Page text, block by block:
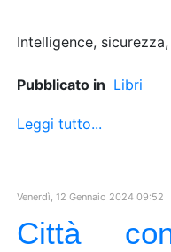
Intelligence,
Pubblicato in Libri
Leggi tutto...
Venerdì, 12 Gennaio 2024 09:52
Città